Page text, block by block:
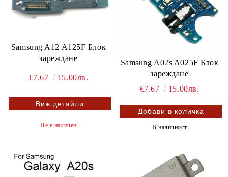
Samsung A12 A125F Блок
зареждане
€7.67 15.00лв.
Виж детайли
Не е наличен
Samsung A02s A025F Блок
зареждане
€7.67
15.00лв.
В наличност